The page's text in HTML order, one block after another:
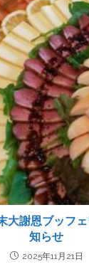
大謝恩ブッフ
知らせ
2025年11月21日